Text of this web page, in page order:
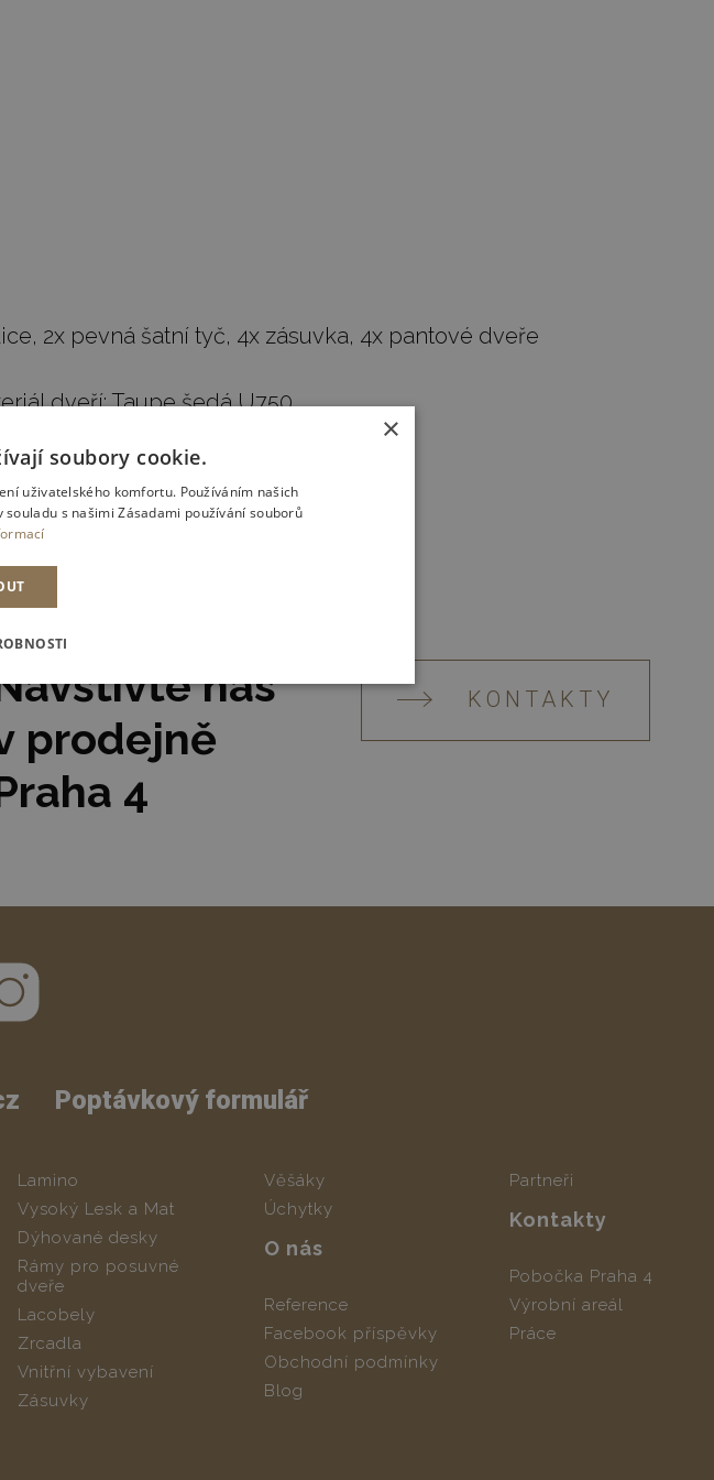
2x pevná šatní tyč, 4x zásuvka, 4x pantové dveře
dveří: Taupe šedá U750
nás
prodejně
4
KONTAKTY
Poptávkový formulář
Lamino
Vysoký Lesk a Mat
Dýhované desky
Rámy pro posuvné
dveře
Lacobely
Zrcadla
Vnitřní vybavení
Zásuvky
Věšáky
Úchytky
O nás
Reference
Facebook příspěvky
Obchodní podmínky
Blog
Partneři
Kontakty
Pobočka Praha 4
Výrobní areál
Práce
×
soubory cookie.
uživatelského komfortu. Používáním našich
s našimi Zásadami používání souborů